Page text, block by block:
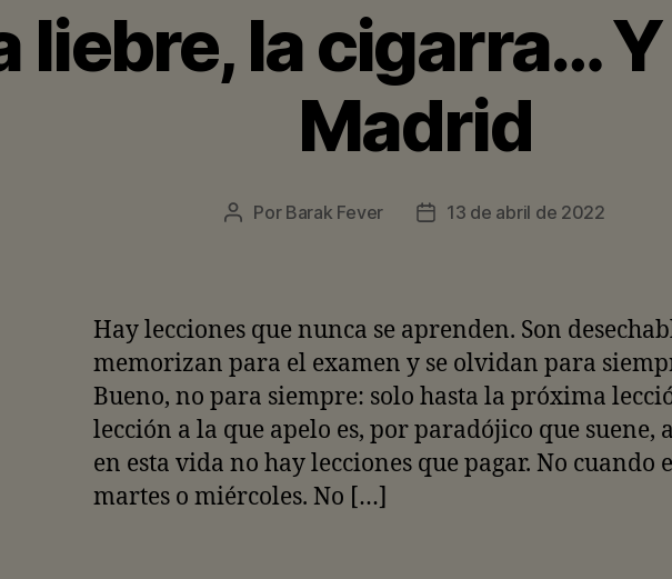
liebre, la cigarra… Y
Madrid
Autor
Por Barak Fever
Fecha13 de abril de 2022
Hay lecciones que nunca se aprenden. Son
memorizan para el examen y se olvidan para
Bueno, no para siempre: solo hasta la próxima
lección a la que apelo es, por paradójico que suene,
en esta vida no hay lecciones que pagar. No cuando
martes o miércoles. No […]